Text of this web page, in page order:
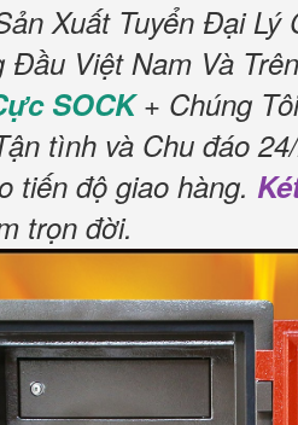
Xuất Tuyển Đại Lý
Việt Nam Và
SOCK+ Chúng
tình và Chu đáo
tiến độ giao hàng.
trọn đời.